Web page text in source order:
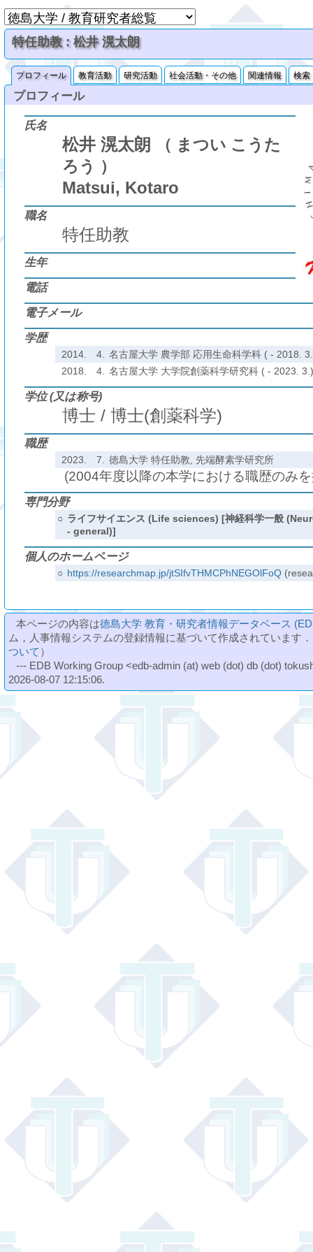
特任助教 : 松井 滉太朗
プロフィール 教育活動 研究活動 社会活動・その他 関連情報 検索
プロフィール
氏名
松井 滉太朗
（ まつい こうた
ろう ）
Matsui, Kotaro
職名
特任助教
生年
電話
電子メール
学歴
2014. 4.
名古屋大学 農学部 応用生命科学科 ( - 2018.
2018.
4. 名古屋大学 大学院創薬科学研究科 ( - 2023. 3.)
学位 (又は称号)
博士 / 博士(創薬科学)
職歴
2023. 7. 徳島大学 特任助教, 先端酵素学研究所
(2004年度以降の本学における職歴のみ
専門分野
○ ライフサイエンス (Life sciences) [神経科学一般
- general)]
個人のホームページ
○ https://researchmap.jp/jtSIfvTHMCPhNEGOlFoQ
本ページの内容は徳島大学 教育・研究者情報データベース
ム，人事情報システムの登録情報に基づいて作成されています
ついて ）
--- EDB Working Group <edb-admin (at) web (dot) db (dot)
2026-08-07 12:15:06.